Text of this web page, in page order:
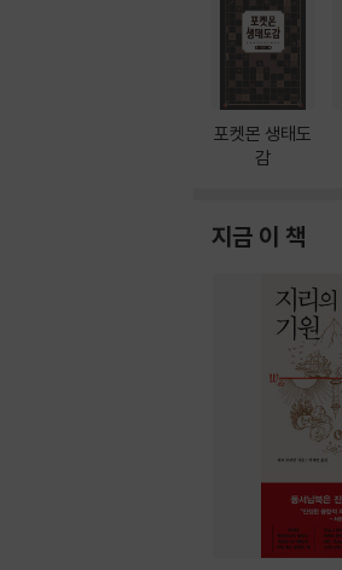
포켓몬 생태도
감
지금 이 책